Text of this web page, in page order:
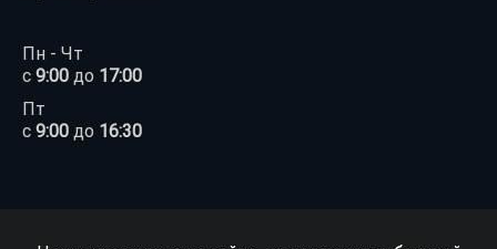
Пн - Чт
с 9:00 до 17:00
Пт
с 9:00 до 16:30